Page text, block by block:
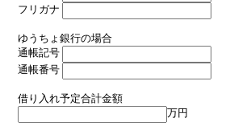
フリガナ
ゆうちょ銀行の場合
通帳記号
通帳番号
借り入れ予定合計金額
万円